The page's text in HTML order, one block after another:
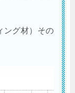
ング材）その